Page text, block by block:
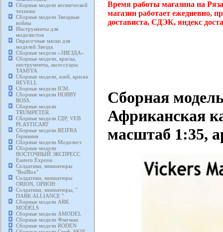
Сборные модели космической
техники
Сборные модели Звездные
войны
Инструменты для
моделистов
Окрасочные маски для
моделей Звезда.
Сборные модели «ЗВЕЗДА»
Сборные модели, краска,
инструменты, аксессуары
TAMIYA
Сборные модели, клей, краска
REVELL
Сборные модели ICM.
Сборные модели HOBBY
BOSS.
Сборные модели
TRUMPETER.
Сборные модели ГДР, VEB
PLASTICART
Сборные модели REIFRA
Германия
Сборные модели Моделист.
Сборные модели
ВОСТОЧНЫЙ ЭКСПРЕСС
Eastern Express
Солдатики, миниатюры
"RedBox"
Солдатики, миниатюры
ORION, ОРИОН
Солдатики, миниатюры, "
DARK ALLIANCE "
Сборные модели ARK
MODELS
Сборные модели AMODEL
Сборные модели Флагман
Сборные модели RODEN
Время работы магазина на
магазин работает ежедневно,
достависта, СДЭК, яндекс
Сборная
Африканская
масштаб 1:35,